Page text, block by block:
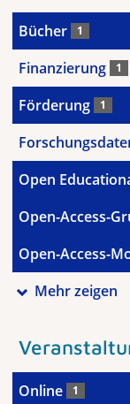
Bücher 1
Finanzierung 1
Förderung 1
Open
Open-Access-
Open-Access-
Mehr zeigen
Online 1